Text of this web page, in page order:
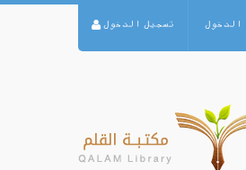
تسجيل الدخول الدخول